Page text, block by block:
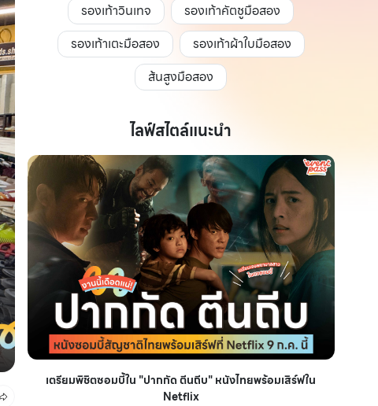
รองเท้าวินเทจ
รองเท้าคัตชูมือสอง
รองเท้าเตะมือสอง
รองเท้าผ้าใบมือสอง
ส้นสูงมือสอง
ไลฟ์สไตล์แนะนำ
เตรียมพิชิตซอมบี้ใน "ปากกัด ตีนถีบ" หนังไทยพร้อมเสิร์ฟใน
Netflix